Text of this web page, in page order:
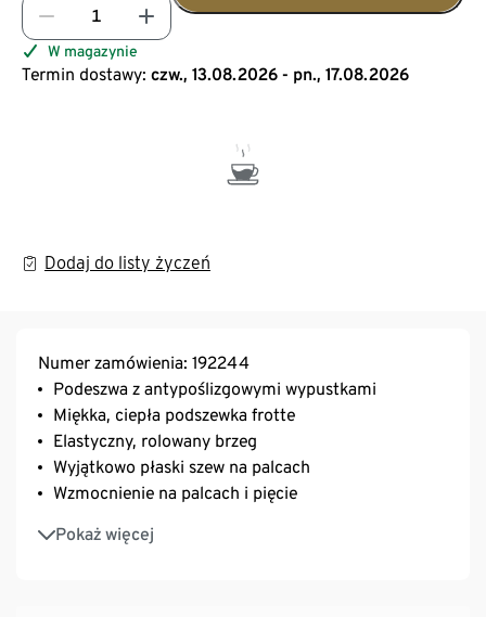
W magazynie
Termin dostawy: czw., 13.08.2026 - pn., 17.08.2026
Dodaj do listy życzeń
Numer zamówienia: 192244
Podeszwa z antypoślizgowymi wypustkami
Miękka, ciepła podszewka frotte
Elastyczny, rolowany brzeg
Wyjątkowo płaski szew na palcach
Wzmocnienie na palcach i pięcie
Pokaż więcej
Miękka dzianina z zawartością bawełny
Z zawartością elastanu: odporne na deformacje,